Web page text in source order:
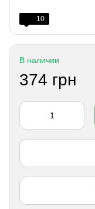
10
В наличии
374 грн